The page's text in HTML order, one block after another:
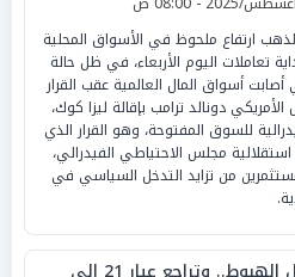
ارتفاع ملحوظ في الأسواق المحلية
تعاملات اليوم الأربعاء، في ظل حالة
أصابت أسواق المال العالمية عقب القرار
دونالد ترامب بإقالة ليزا كوك،
للسوق المفتوحة، وهو القرار الذي
مجلس الاحتياطي الفيدرالي،
من تزايد التدخل السياسي في